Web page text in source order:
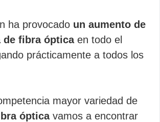
ha provocado un aumento de
de fibra ópticaen todo el
prácticamente a todos los
mayor variedad de
ópticavamos a encontrar